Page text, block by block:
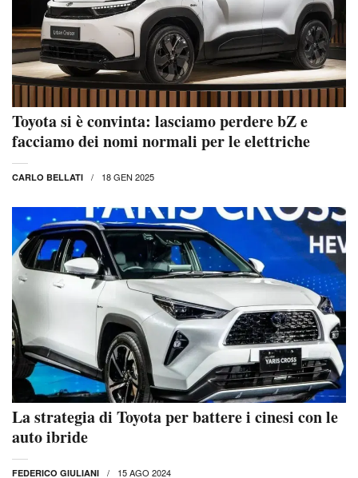
Toyota si è convinta: lasciamo perdere bZ e
facciamo dei nomi normali per le elettriche
CARLO BELLATI 18 GEN 2025
La strategia di Toyota per battere i cinesi con le
auto ibride
FEDERICO GIULIANI 15 AGO 2024